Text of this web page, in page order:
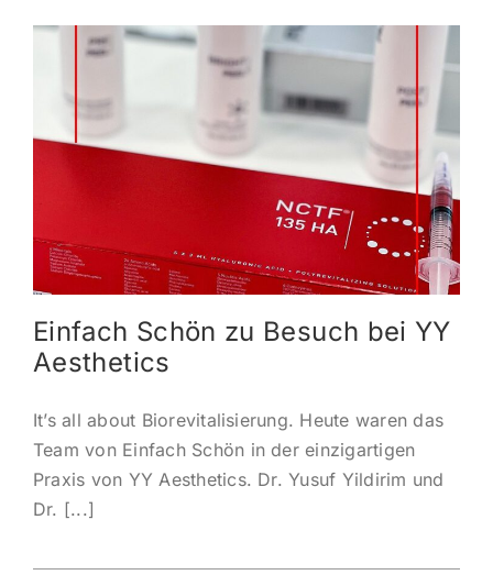
Einfach Schön zu Besuch bei YY
Aesthetics
It’s all about Biorevitalisierung. Heute waren das
Team von Einfach Schön in der einzigartigen
Praxis von YY Aesthetics. Dr. Yusuf Yildirim und
Dr. [...]